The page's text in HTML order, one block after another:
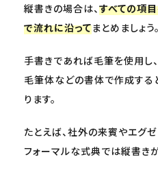
縦書きの場合は、 すべての項
で流れに沿ってまとめましょう。
手書きであれば毛筆を使用し
毛筆体などの書体で作成する
ります。
たとえば、社外の来賓やエグ
フォーマルな式典では縦書き